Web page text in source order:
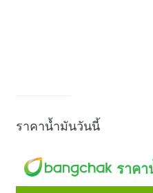
ราคาน้ำมันวันนี้